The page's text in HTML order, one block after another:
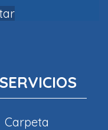
SERVICIOS
Carpeta